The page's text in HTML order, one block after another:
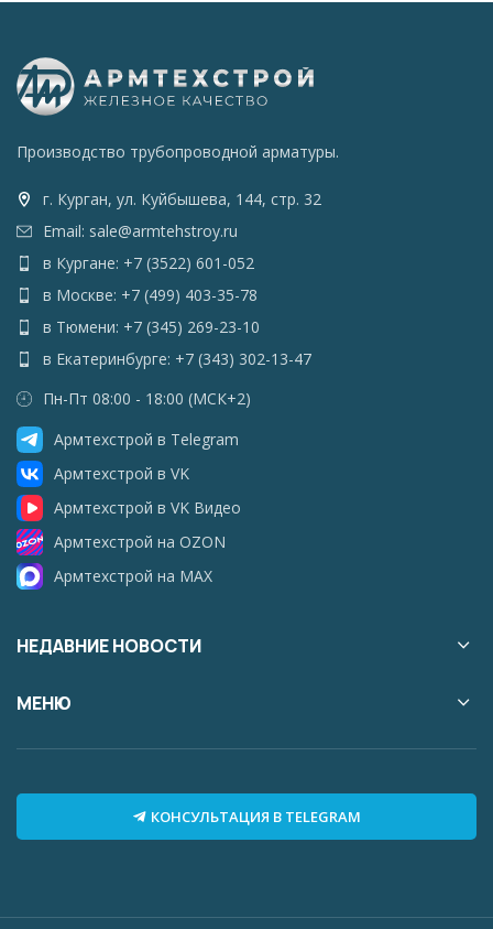
Производство трубопроводной арматуры.
г. Курган, ул. Куйбышева, 144, стр. 32
Email: sale@armtehstroy.ru
в Кургане: +7 (3522) 601-052
в Москве: +7 (499) 403-35-78
в Тюмени: +7 (345) 269-23-10
в Екатеринбурге: +7 (343) 302-13-47
Пн-Пт 08:00 - 18:00 (МСК+2)
Армтехстрой в Telegram
Армтехстрой в VK
Армтехстрой в VK Видео
Армтехстрой на OZON
Армтехстрой на MAX
НЕДАВНИЕ НОВОСТИ
МЕНЮ
КОНСУЛЬТАЦИЯ В TELEGRAM